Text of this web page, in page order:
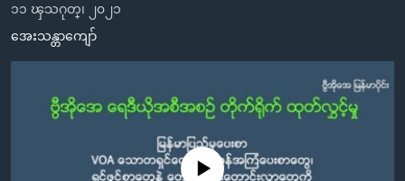
ပင်မ
အကြောင်းအရာ
အစ္စရေး-ပါလက်စတိုင်း
ရပ်ဝန်းတခု လမ်းတခု အလွန်
အင်္ဂလိပ်စာလေ့လာမယ်
မကြေးမုံရဲ့ အင်္ဂလိပ်စာ
ရုပ်ရှင်ထဲက အင်္ဂလိပ်စာ
ရေဒီယို
ရေဒီယိုနှင့်ရုပ်သံ အချက်အလက်များ
ရေဒီယို/တီဗွီအစီအစဉ်
၁၁ ၾသဂုတ္၊ ၂၀၂၁
အေးသန္တာကျော်
No media source currently available